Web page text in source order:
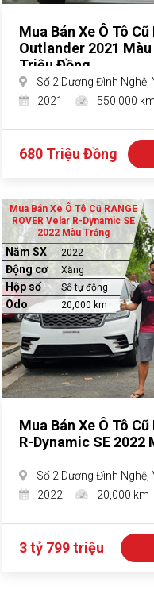
Mua Bán Xe Ô Tô
Outlander 2021
Triệu Đồng
Số 2 Dương Đình Nghệ,
2021
550,000 km
680 Triệu Đồng
Mua Bán Xe Ô Tô Cũ RANGE
ROVER Velar R-Dynamic SE
2022 Màu Trắng
Năm SX 2022
Động cơ Xăng
Hộp số Số tự động
Odo 20,000 km
Mua Bán Xe Ô Tô Cũ
R-Dynamic SE 2022
Số 2 Dương Đình Nghệ,
2022
20,000 km
3 tỷ 799 triệu